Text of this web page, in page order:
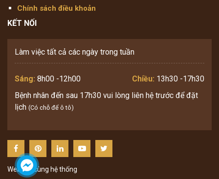
Chính sách điều khoản
KẾT NỐI
Làm việc tất cả các ngày trong tuần
Sáng: 8h00 -12h00 Chiều: 13h30 -17h30
Bệnh nhân đến sau 17h30 vui lòng liên hệ trước để đặt
lịch (Có chỗ để ô tô)
Website cùng hệ thống